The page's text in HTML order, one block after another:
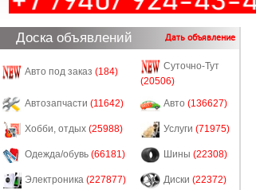
Доска объявлений Дать объявление
Авто под заказ (184)
Суточно-Тут
(20506)
Автозапчасти (11642) Авто (136627)
Хобби, отдых (25988) Услуги (71975)
Одежда/обувь (66181) Шины (22308)
Электроника (227877) Диски (22372)